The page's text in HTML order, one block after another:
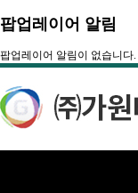
팝업레이어 알림
팝업레이어 알림이 없습니다.